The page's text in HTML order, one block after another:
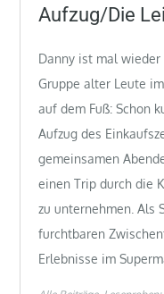
Aufzug/Die
Danny ist mal
Gruppe alter Leute
auf dem Fuß: Schon
Aufzug des
gemeinsamen
einen Trip durch die
zu unternehmen. Als
furchtbaren
Erlebnisse im